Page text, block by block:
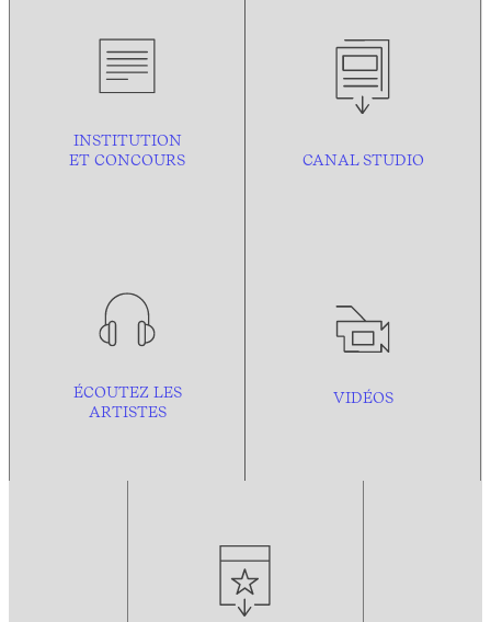
INSTITUTION
ET CONCOURS
CANAL STUDIO
ÉCOUTEZ LES
ARTISTES
VIDÉOS